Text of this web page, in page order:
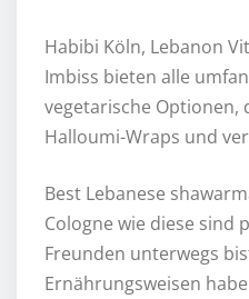
Habibi Köln, Lebanon
Imbiss bieten alle
vegetarische Optionen,
Halloumi-Wraps und
Best Lebanese
Cologne wie diese sind
Freunden unterwegs
Ernährungsweisen